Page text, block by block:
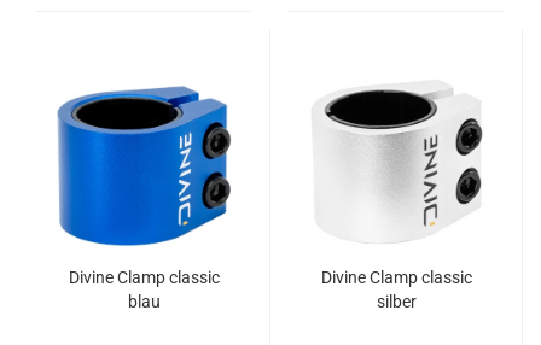
Divine Clamp classic
blau
Divine Clamp classic
silber